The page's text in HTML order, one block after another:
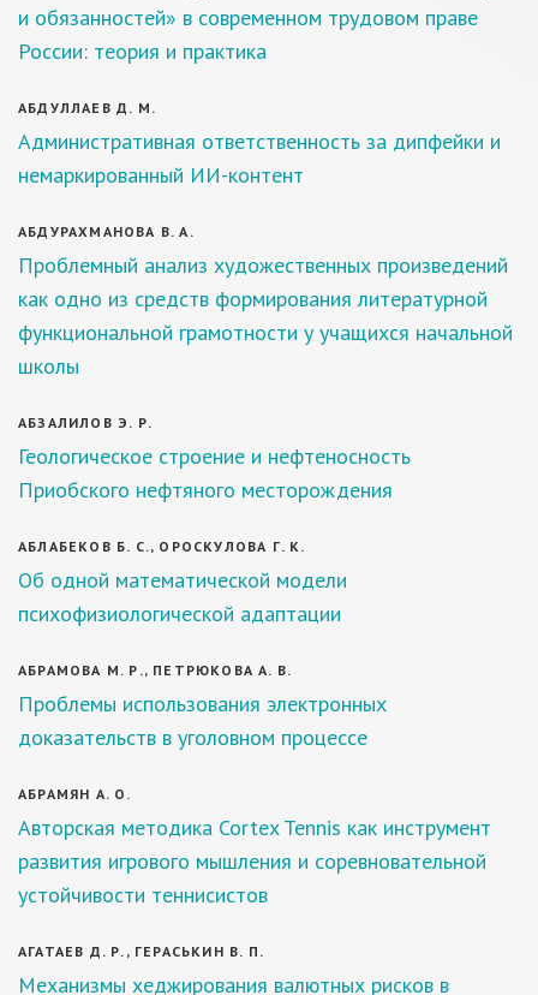
и обязанностей» в современном трудовом праве
России: теория и практика
АБДУЛЛАЕВ Д. М.
Административная ответственность за дипфейки и
немаркированный ИИ-контент
АБДУРАХМАНОВА В. А.
Проблемный анализ художественных произведений
как одно из средств формирования литературной
функциональной грамотности у учащихся начальной
школы
АБЗАЛИЛОВ Э. Р.
Геологическое строение и нефтеносность
Приобского нефтяного месторождения
АБЛАБЕКОВ Б. С., ОРОСКУЛОВА Г. К.
Об одной математической модели
психофизиологической адаптации
АБРАМОВА М. Р., ПЕТРЮКОВА А. В.
Проблемы использования электронных
доказательств в уголовном процессе
АБРАМЯН А. О.
Авторская методика Cortex Tennis как инструмент
развития игрового мышления и соревновательной
устойчивости теннисистов
АГАТАЕВ Д. Р., ГЕРАСЬКИН В. П.
Механизмы хеджирования валютных рисков в